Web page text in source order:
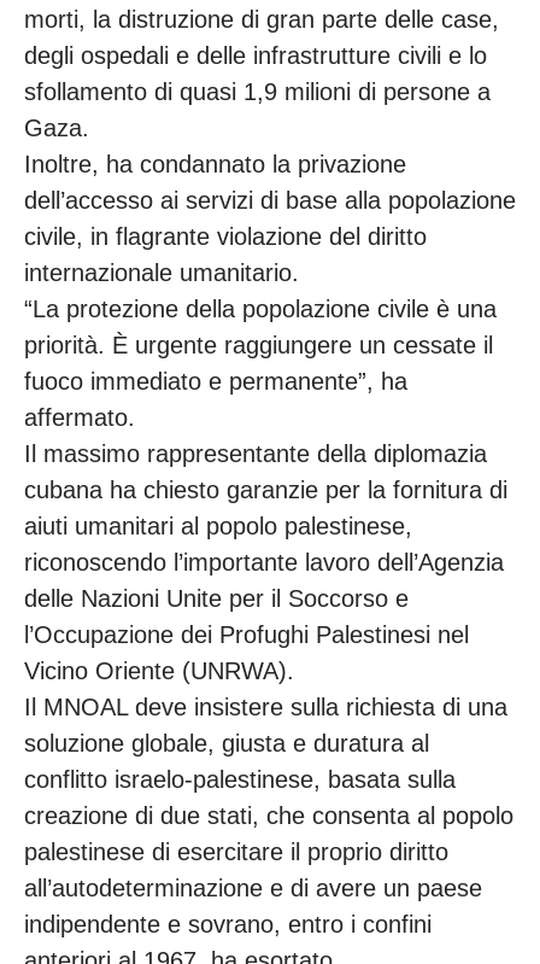
morti, la distruzione di gran parte delle case,
degli ospedali e delle infrastrutture civili e lo
sfollamento di quasi 1,9 milioni di persone a
Gaza.
Inoltre, ha condannato la privazione
dell’accesso ai servizi di base alla popolazione
civile, in flagrante violazione del diritto
internazionale umanitario.
“La protezione della popolazione civile è una
priorità. È urgente raggiungere un cessate il
fuoco immediato e permanente”, ha
affermato.
Il massimo rappresentante della diplomazia
cubana ha chiesto garanzie per la fornitura di
aiuti umanitari al popolo palestinese,
riconoscendo l’importante lavoro dell’Agenzia
delle Nazioni Unite per il Soccorso e
l’Occupazione dei Profughi Palestinesi nel
Vicino Oriente (UNRWA).
Il MNOAL deve insistere sulla richiesta di una
soluzione globale, giusta e duratura al
conflitto israelo-palestinese, basata sulla
creazione di due stati, che consenta al popolo
palestinese di esercitare il proprio diritto
all’autodeterminazione e di avere un paese
indipendente e sovrano, entro i confini